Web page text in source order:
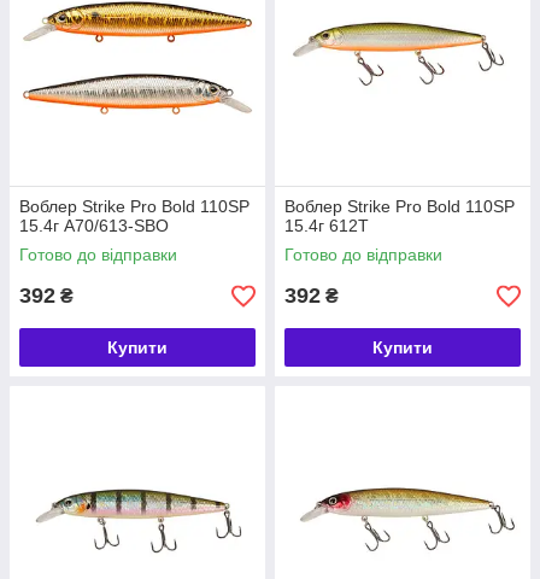
Воблер Strike Pro Bold 110SP
15.4г A70/613-SBO
Готово до відправки
392 ₴
Купити
Воблер Strike Pro Bold 110SP
15.4г 612T
Готово до відправки
392 ₴
Купити